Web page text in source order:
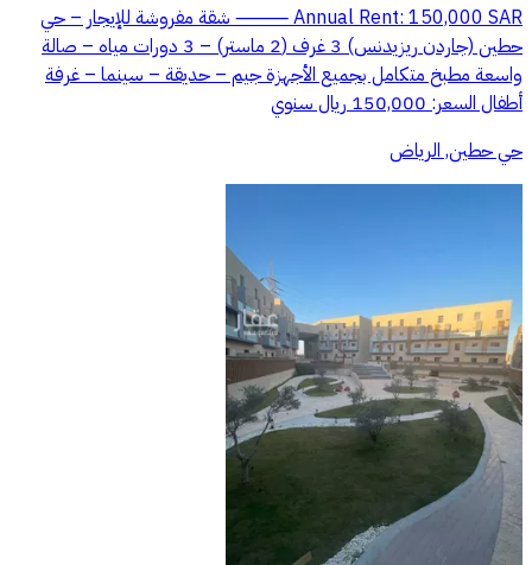
Annual Rent: 150,000 SAR ⸻ شقة مفروشة للإيجار – حي
حطين (جاردن ريزيدنس) 3 غرف (2 ماستر) – 3 دورات مياه – صالة
واسعة مطبخ متكامل بجميع الأجهزة جيم – حديقة – سينما – غرفة
أطفال السعر: 150,000 ريال سنوي
حي حطين, الرياض